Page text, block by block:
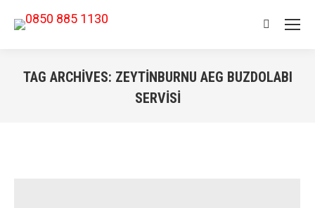
Search:
TAG ARCHIVES: ZEYTINBURNU AEG BUZDOLABI
SERVISI